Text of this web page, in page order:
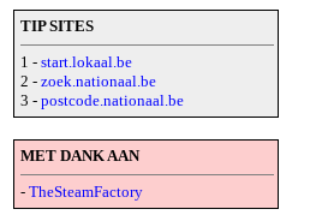
TIP SITES
1 - start.lokaal.be
2 - zoek.nationaal.be
3 - postcode.nationaal.be
MET DANK AAN
- TheSteamFactory